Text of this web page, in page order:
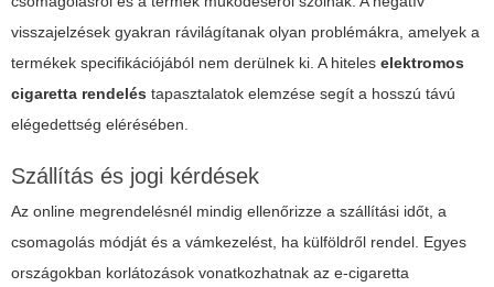
visszajelzések gyakran rávilágítanak olyan problémákra, amelyek a
termékek specifikációjából nem derülnek ki. A hiteles elektromos
cigaretta rendelés tapasztalatok elemzése segít a hosszú távú
elégedettség elérésében.
Szállítás és jogi kérdések
Az online megrendelésnél mindig ellenőrizze a szállítási időt, a
csomagolás módját és a vámkezelést, ha külföldről rendel. Egyes
országokban korlátozások vonatkozhatnak az e-cigaretta